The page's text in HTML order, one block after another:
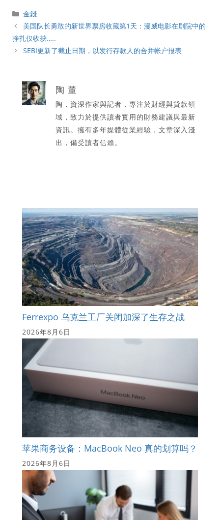
分
類
金錢
美国队长勇敢的新世界票房收藏第1天：漫威电影在剧院中的
挣扎仅收获…..
SEBI更新了截止日期，以发行存款人的合并帐户报表
陶 董
陶，資深作家與記者，專注於財經與貸款領
域，致力於提供讀者實用的財務建議與最新
資訊。擁有多年媒體從業經驗，文章深入淺
出，備受讀者信賴。
Ferrexpo 乌克兰工厂关闭加深了生存之战
2026年8月6日
苹果商务设备：MacBook Neo 真的划算吗？
2026年8月6日